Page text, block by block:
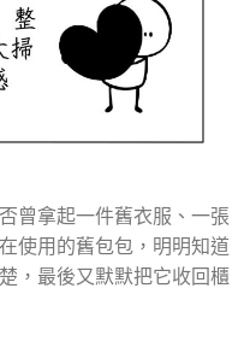
曾拿起一件舊衣服、一張
使用的舊包包，明明知道
，最後又默默把它收回櫃